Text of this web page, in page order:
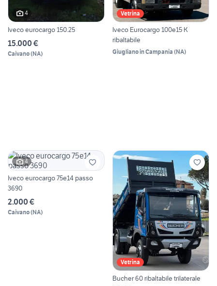
4
Iveco eurocargo 150.25
15.000 €
Caivano(NA)
Vetrina
Iveco Eurocargo 100e15 K
ribaltabile
Giugliano in Campania (NA)
4
Iveco eurocargo 75e14 passo
3690
2.000 €
Caivano(NA)
Vetrina
Bucher 60 ribaltabile trilaterale